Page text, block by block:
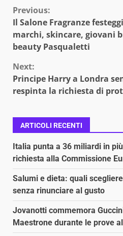
Continue
Reading
Previous:
Il Salone Fragranze
marchi, skincare, giovani
beauty Pasqualetti
Next:
Principe Harry a Londra
respinta la richiesta di
ARTICOLI RECENTI
Italia punta a 36 miliardi in
richiesta alla Commissione
Salumi e dieta: quali
senza rinunciare al gusto
Jovanotti commemora
Maestrone durante le prove